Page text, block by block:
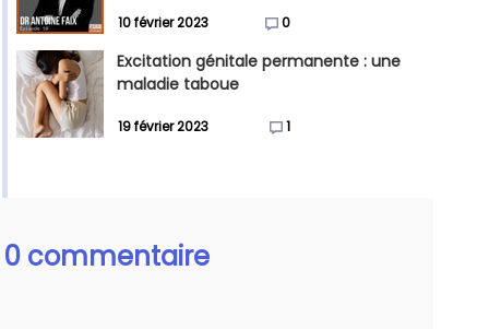
10 février 2023 0
Excitation génitale permanente : une
maladie taboue
19 février 2023 1
0 commentaire